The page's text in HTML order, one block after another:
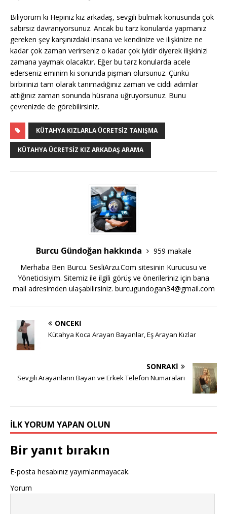
Biliyorum ki Hepiniz kız arkadaş, sevgili bulmak konusunda çok
sabırsız davranıyorsunuz. Ancak bu tarz konularda yapmanız
gereken şey karşınızdaki insana ve kendinize ve ilişkinize ne
kadar çok zaman verirseniz o kadar çok iyidir diyerek ilişkinizi
zamana yaymak olacaktır. Eğer bu tarz konularda acele
ederseniz eminim ki sonunda pişman olursunuz. Çünkü
birbirinizi tam olarak tanımadığınız zaman ve ciddi adımlar
attığınız zaman sonunda hüsrana uğruyorsunuz. Bunu
çevrenizde de görebilirsiniz.
KÜTAHYA KIZLARLA ÜCRETSIZ TANIŞMA
KÜTAHYA ÜCRETSIZ KIZ ARKADAŞ ARAMA
Burcu Gündoğan hakkında
959 makale
Merhaba Ben Burcu. SesliArzu.Com sitesinin Kurucusu ve
Yöneticisiyim. Sitemiz ile ilgili görüş ve önerileriniz için bana
mail adresimden ulaşabilirsiniz. burcugundogan34@gmail.com
ÖNCEKI
Kütahya Koca Arayan Bayanlar, Eş Arayan Kızlar
SONRAKI
Sevgili Arayanların Bayan ve Erkek Telefon Numaraları
İLK YORUM YAPAN OLUN
Bir yanıt bırakın
E-posta hesabınız yayımlanmayacak.
Yorum